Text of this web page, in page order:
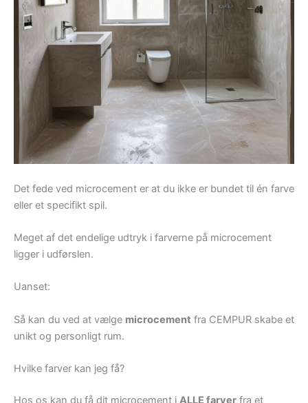
Det fede ved microcement er at du ikke er bundet til én farve
eller et specifikt spil.
Meget af det endelige udtryk i farverne på microcement
ligger i udførslen.
Uanset:
Så kan du ved at vælge microcement fra CEMPUR skabe et
unikt og personligt rum.
Hvilke farver kan jeg få?
Hos os kan du få dit microcement i ALLE farver fra et